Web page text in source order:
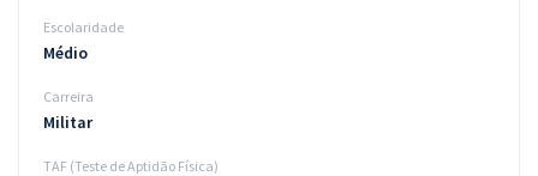
Escolaridade
Médio
Carreira
Militar
TAF (Teste de Aptidão Física)